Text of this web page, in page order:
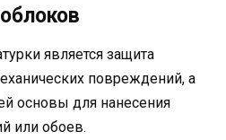
является защита
повреждений, а
основы для нанесения
или обоев.